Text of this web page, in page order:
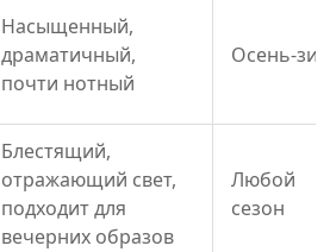
Насыщенный,
драматичный,
почти нотный
Блестящий,
отражающий свет,
подходит для
вечерних образов
Любой
сезон